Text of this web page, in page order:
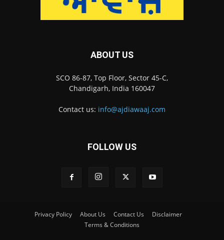
ABOUT US
SCO 86-87, Top Floor, Sector 45-C,
Chandigarh, India 160047
Contact us: info@ajdiawaaj.com
FOLLOW US
Privacy Policy About Us Contact Us
Disclaimer
Terms & Conditions